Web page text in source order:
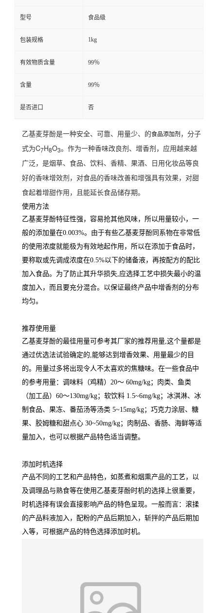
型号 食品级
包装规格 1kg
有效物质含量 99％
含量 99％
是否进口 否
乙基麦芽酚是一种安全、可靠、用量少、的食品添加剂 ，分子
式为C7H8O3。作为一种香味改良剂、增香剂，应用越来越
广泛，是烟草、食品、饮料、香精、果酒、日用化妆品等良
好的香味增效剂，对食品的香味改善和增强具有效果，对甜
食起着增甜作用，且能延长食品储存期。
使用方法
乙基麦芽酚特征性强，容易抢其他风味，所以用量较小，一
般的添加量在0.003%。由于有些乙基麦芽酚同系物在非常低
的使用浓度就能极为有效地起作用，所以在添加于食品时，
要称取或先调成浓度在0.5%以下的储备液，再按配方的配比
加入食品。为了防止其升华损失,应选择工艺中损失最小的温
度加入，而且要充分混合。以保证最终产品中增香剂的分布
均匀。
推荐使用量
乙基麦芽酚的最徍用量可参考其厂家的推荐用量,这个量都是
通过优选法试验确定的,能够达到增香效果、用量最少的目
的。用量过多将出现令人不太喜欢的焦糖味。在一些食品中
的参考用量：调味料（鸡精）20～ 60mg/kg；肉类、鱼类
（加工品）60～130mg/kg；软饮料 1.5~6mg/kg；冰淇淋、冰
制食品、果冻、番茄汤等汤类 5~15mg/kg；巧克力涂层、糖
果、胶姆糖和甜点心 30~50mg/kg；肉制品、香肠、海鲜等适
量加入，也可以根据产品特色适当调整。
添加时机选择
产品不同的工艺和产品特色，如蒸煮和烟熏产品的工艺，以
及调理品与熟食等在使用乙基麦芽酚时机的选择上很重要，
时机选择有误会直接影响产品的特色呈现。一般而言：滚揉
的产品料液加入，配粉的产品后期加入，斩拌的产品后期加
入等，可根据产品的特色选择添加时机。